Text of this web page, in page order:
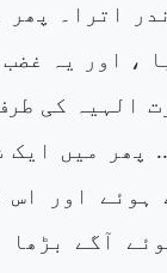
اترا۔ پھر
، اور یہ
الہیہ کی
پھر میں ایک
ہوئے اور اس
آگے بڑھا